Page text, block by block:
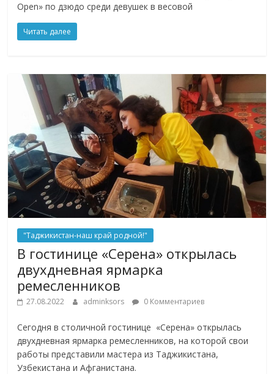
Open» по дзюдо среди девушек в весовой
Читать далее
"Таджикистан-наш край родной!"
В гостинице «Серена» открылась
двухдневная ярмарка
ремесленников
27.08.2022 adminksors 0 Комментариев
Сегодня в столичной гостинице «Серена» открылась
двухдневная ярмарка ремесленников, на которой свои
работы представили мастера из Таджикистана,
Узбекистана и Афганистана.